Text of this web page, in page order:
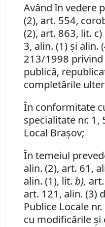
Având în vedere
(2), art. 554,
(2), art. 863, lit.
3, alin. (1) şi alin.
213/1998
publică,
completările
În conformitate
specialitate nr. 1,
Local Braşov;
În temeiul
alin. (2), art. 61,
alin. (1), lit. b),
art. 121, alin. (3)
Publice Locale
cu modificările